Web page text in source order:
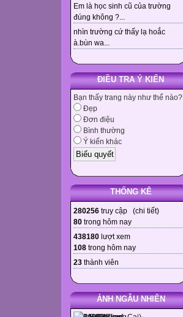
Em là học sinh cũ của trường
đúng không ?...
nhìn trường cứ thấy lạ hoắc
à.bùn wa...
ĐIỀU TRA Ý KIẾN
Bạn thấy trang này như thế nào?
Đẹp
Đơn điệu
Bình thường
Ý kiến khác
THỐNG KÊ
280256 truy cập (chi tiết)
80 trong hôm nay
438180 lượt xem
108 trong hôm nay
23 thành viên
ẢNH NGẪU NHIÊN